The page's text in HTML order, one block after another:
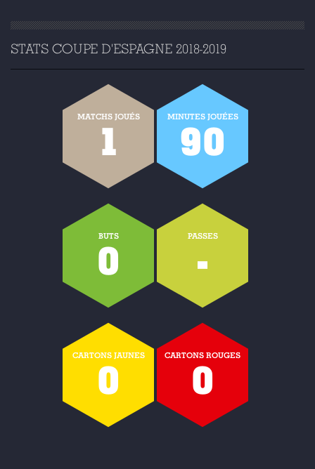
STATS COUPE D'ESPAGNE 2018-2019
MATCHS JOUÉS
1
MINUTES JOUÉES
90
BUTS
0
PASSES
-
CARTONS JAUNES
0
CARTONS ROUGES
0